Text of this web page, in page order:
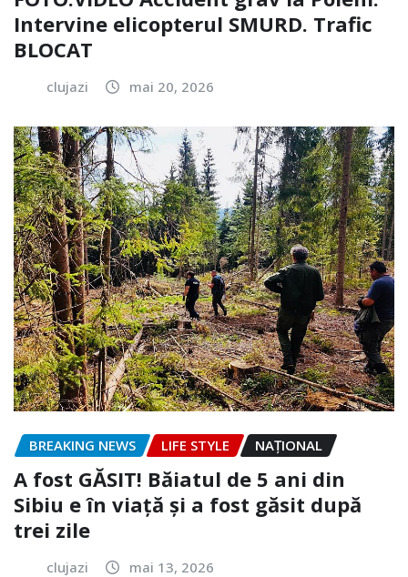
Intervine elicopterul SMURD. Trafic
BLOCAT
clujazi mai 20, 2026
BREAKING NEWS LIFE STYLE NAŢIONAL
A fost GĂSIT! Băiatul de 5 ani din
Sibiu e în viață și a fost găsit după
trei zile
clujazi mai 13, 2026